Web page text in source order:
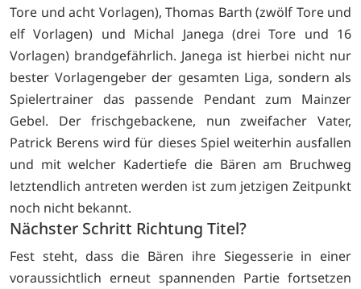
Tore und acht Vorlagen), Thomas Barth (zwölf Tore und
elf Vorlagen) und Michal Janega (drei Tore und 16
Vorlagen) brandgefährlich. Janega ist hierbei nicht nur
bester Vorlagengeber der gesamten Liga, sondern als
Spielertrainer das passende Pendant zum Mainzer
Gebel. Der frischgebackene, nun zweifacher Vater,
Patrick Berens wird für dieses Spiel weiterhin ausfallen
und mit welcher Kadertiefe die Bären am Bruchweg
letztendlich antreten werden ist zum jetzigen Zeitpunkt
noch nicht bekannt.
Nächster Schritt Richtung Titel?
Fest steht, dass die Bären ihre Siegesserie in einer
voraussichtlich erneut spannenden Partie fortsetzen